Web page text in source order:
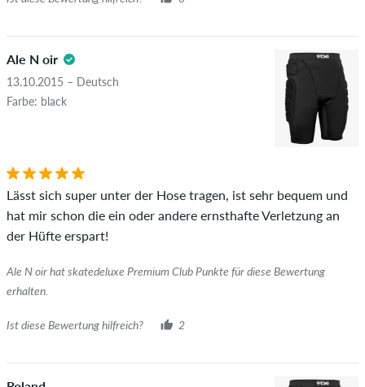
Ale N oir
13.10.2015 – Deutsch
Farbe: black
Lässt sich super unter der Hose tragen, ist sehr bequem und
hat mir schon die ein oder andere ernsthafte Verletzung an
der Hüfte erspart!
Ale N oir hat skatedeluxe Premium Club Punkte für diese Bewertung
erhalten.
Ist diese Bewertung hilfreich? 2